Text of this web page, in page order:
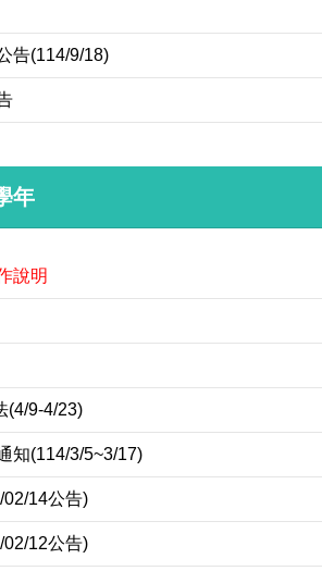
告(114/9/18)
年
說明
(4/9-4/23)
知(114/3/5~3/17)
14公告)
12公告)